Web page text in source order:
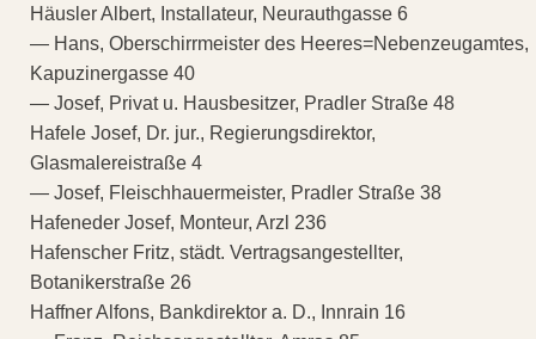
Häusler Albert, Installateur, Neurauthgasse 6
— Hans, Oberschirrmeister des Heeres=Nebenzeugamtes,
Kapuzinergasse 40
— Josef, Privat u. Hausbesitzer, Pradler Straße 48
Hafele Josef, Dr. jur., Regierungsdirektor,
Glasmalereistraße 4
— Josef, Fleischhauermeister, Pradler Straße 38
Hafeneder Josef, Monteur, Arzl 236
Hafenscher Fritz, städt. Vertragsangestellter,
Botanikerstraße 26
Haffner Alfons, Bankdirektor a. D., Innrain 16